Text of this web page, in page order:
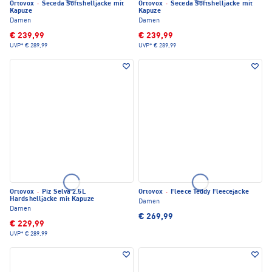
Ortovox · Seceda Softshelljacke mit
Kapuze
Damen
€ 239,99
UVP* € 289,99
Ortovox · Seceda Softshelljacke mit
Kapuze
Damen
€ 239,99
UVP* € 289,99
Ortovox · Piz Selva 2.5L
Hardshelljacke mit Kapuze
Damen
€ 229,99
UVP* € 289,99
Ortovox · Fleece Teddy Fleecejacke
Damen
€ 269,99